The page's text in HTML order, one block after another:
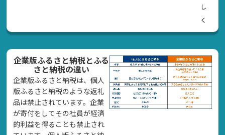
し
く
企業版ふるさと納税とふる
さと納税の違い
企業版ふるさと納税は、個人
版ふるさと納税のような返礼
品は禁止されています。企業
が寄付をしてその社員が経済
的利益を得ることも禁止され